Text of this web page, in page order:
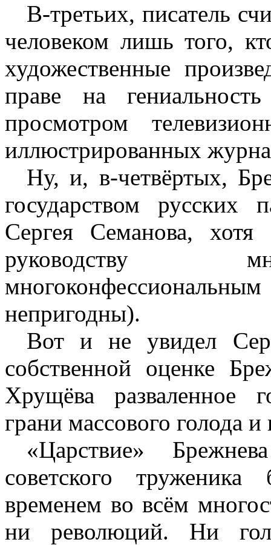
В-третьих, писатель
человеком лишь того,
художественные
праве на
просмотром
иллюстрированных
Ну, и, в-четвёртых,
государством русских
Сергея Семанова,
руководству
непригодны).
Вот и не увидел
собственной оценке
Хрущёва разваленное
грани массового голода
«Царствие»
советского
временем во всём
ни революций. Ни